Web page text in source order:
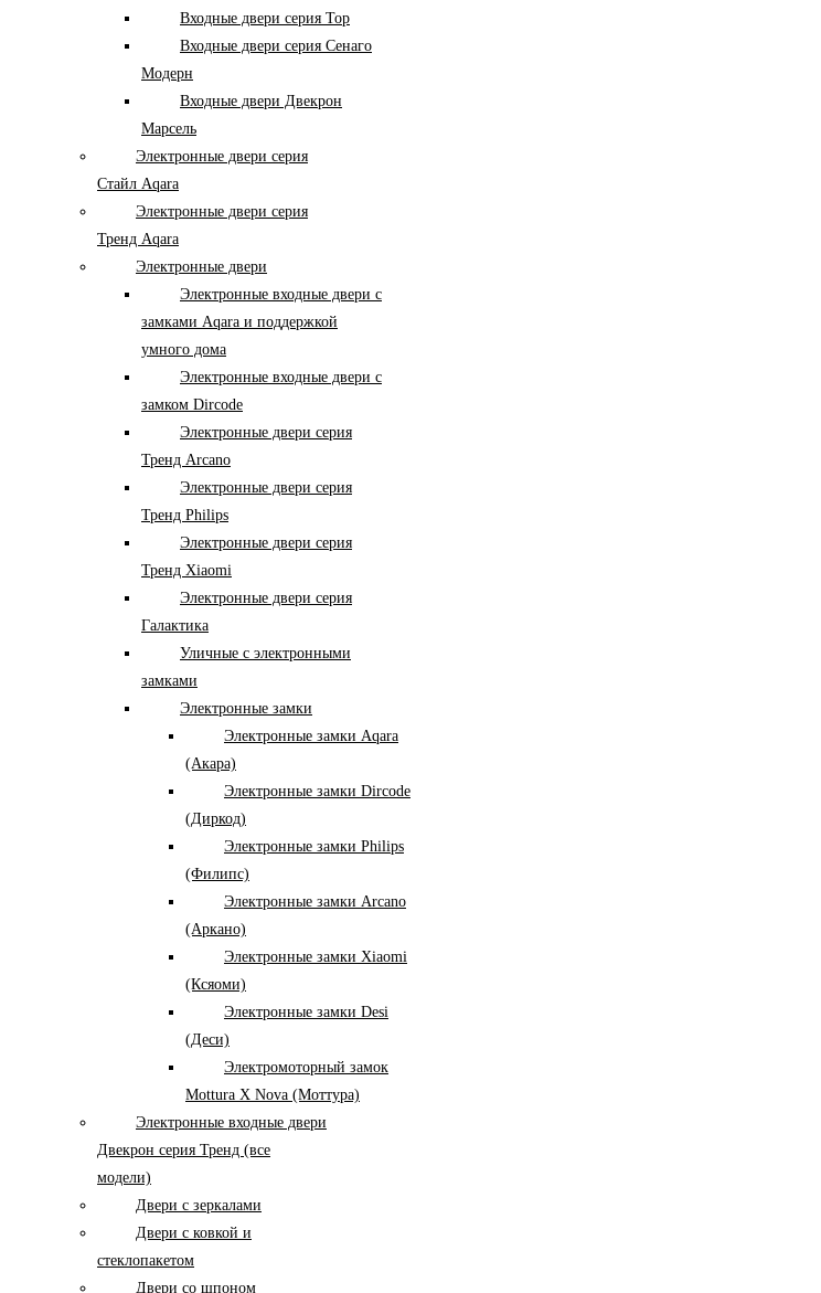
Входные двери серия Тор
Входные двери серия Сенаго
Модерн
Входные двери Двекрон
Марсель
Электронные двери серия
Стайл Aqara
Электронные двери серия
Тренд Aqara
Электронные двери
Электронные входные двери с
замками Aqara и поддержкой
умного дома
Электронные входные двери с
замком Dircode
Электронные двери серия
Тренд Arcano
Электронные двери серия
Тренд Philips
Электронные двери серия
Тренд Xiaomi
Электронные двери серия
Галактика
Уличные с электронными
замками
Электронные замки
Электронные замки Aqara
(Акара)
Электронные замки Dircode
(Диркод)
Электронные замки Philips
(Филипс)
Электронные замки Arcano
(Аркано)
Электронные замки Xiaomi
(Ксяоми)
Электронные замки Desi
(Деси)
Электромоторный замок
Mottura X Nova (Моттура)
Электронные входные двери
Двекрон серия Тренд (все
модели)
Двери с зеркалами
Двери с ковкой и
стеклопакетом
Двери со шпоном